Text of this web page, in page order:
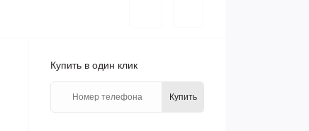
Купить в один клик
Купить